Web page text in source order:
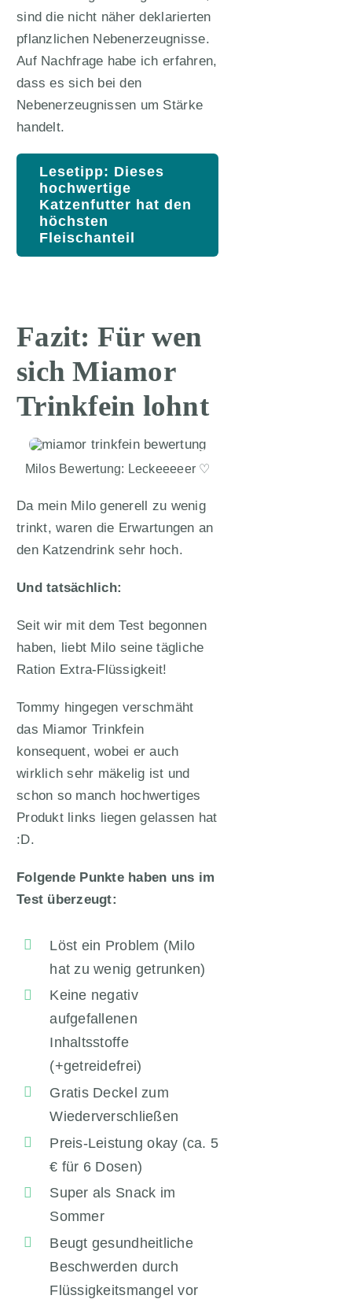
sind die nicht näher deklarierten
pflanzlichen Nebenerzeugnisse.
Auf Nachfrage habe ich erfahren,
dass es sich bei den
Nebenerzeugnissen um Stärke
handelt.
Lesetipp: Dieses
hochwertige
Katzenfutter hat den
höchsten
Fleischanteil
Fazit: Für wen
sich Miamor
Trinkfein lohnt
Milos Bewertung: Leckeeeeer ♡
Da mein Milo generell zu wenig
trinkt, waren die Erwartungen an
den Katzendrink sehr hoch.
Und tatsächlich:
Seit wir mit dem Test begonnen
haben, liebt Milo seine tägliche
Ration Extra-Flüssigkeit!
Tommy hingegen verschmäht
das Miamor Trinkfein
konsequent, wobei er auch
wirklich sehr mäkelig ist und
schon so manch hochwertiges
Produkt links liegen gelassen hat
:D.
Folgende Punkte haben uns im
Test überzeugt:
Löst ein Problem (Milo
hat zu wenig getrunken)
Keine negativ
aufgefallenen
Inhaltsstoffe
(+getreidefrei)
Gratis Deckel zum
Wiederverschließen
Preis-Leistung okay (ca. 5
€ für 6 Dosen)
Super als Snack im
Sommer
Beugt gesundheitliche
Beschwerden durch
Flüssigkeitsmangel vor